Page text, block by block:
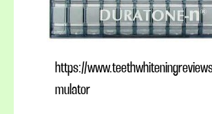
https://
mulator